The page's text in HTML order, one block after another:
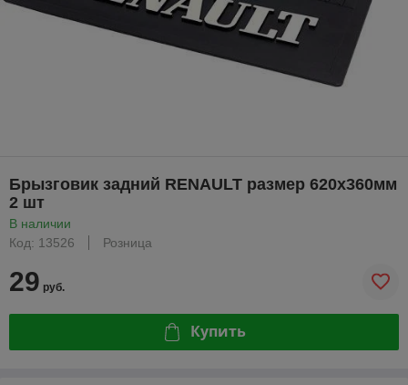
Брызговик задний RENAULT размер 620х360мм
2 шт
В наличии
Код: 13526
Розница
29 руб.
Купить